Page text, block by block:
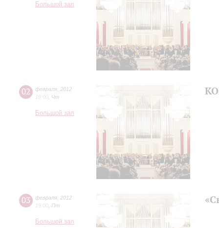
Большой зал
02 февраля 2012
19:00 Чт
Большой зал
03 февраля 2012
19:00 Пт
Большой зал